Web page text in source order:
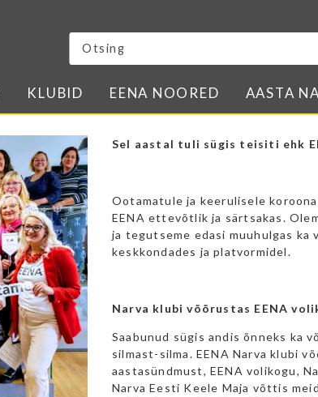
KLUBID EENA NOORED AASTA
In
Sel aastal tuli sügis teisiti ehk
Ootamatule ja keerulisele
EENA ettevõtlik ja särtsakas.
ja tegutseme edasi muuhulgas ka
keskkondades ja platvormidel.
Narva klubi võõrustas EENA
Saabunud sügis andis õnneks ka
silmast-silma. EENA Narva klubi
aastasündmust, EENA volikogu,
Narva Eesti Keele Maja võttis